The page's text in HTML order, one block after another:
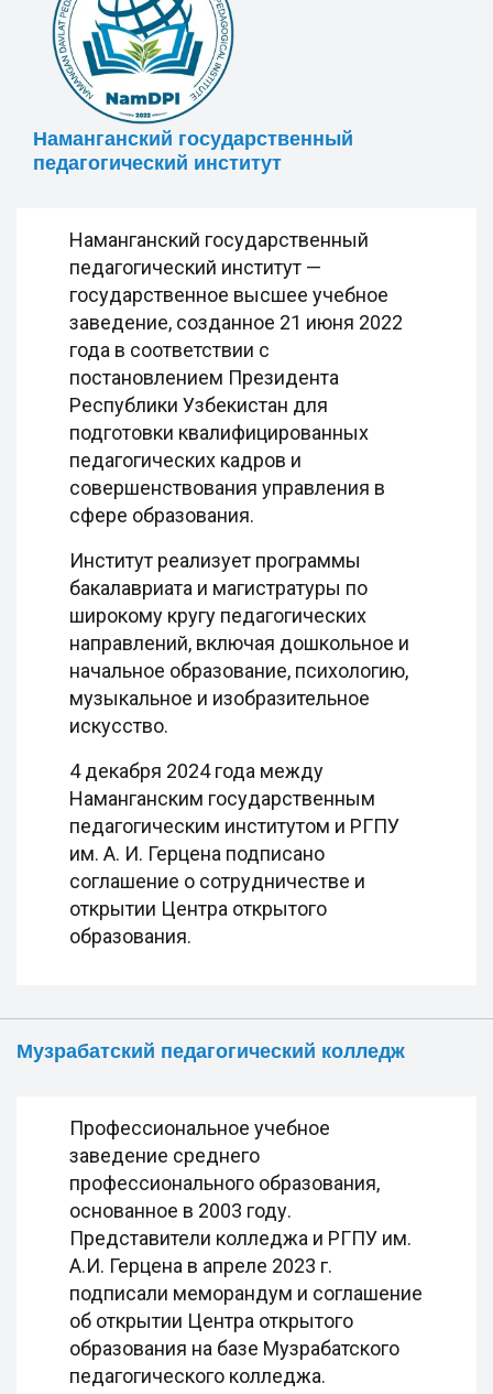
Наманганский государственный
педагогический институт
Наманганский государственный
педагогический институт —
государственное высшее учебное
заведение, созданное 21 июня 2022
года в соответствии с
постановлением Президента
Республики Узбекистан для
подготовки квалифицированных
педагогических кадров и
совершенствования управления в
сфере образования.
Институт реализует программы
бакалавриата и магистратуры по
широкому кругу педагогических
направлений, включая дошкольное и
начальное образование, психологию,
музыкальное и изобразительное
искусство.
4 декабря 2024 года между
Наманганским государственным
педагогическим институтом и РГПУ
им. А. И. Герцена подписано
соглашение о сотрудничестве и
открытии Центра открытого
образования.
Музрабатский педагогический колледж
Профессиональное учебное
заведение среднего
профессионального образования,
основанное в 2003 году.
Представители колледжа и РГПУ им.
А.И. Герцена в апреле 2023 г.
подписали меморандум и соглашение
об открытии Центра открытого
образования на базе Музрабатского
педагогического колледжа.